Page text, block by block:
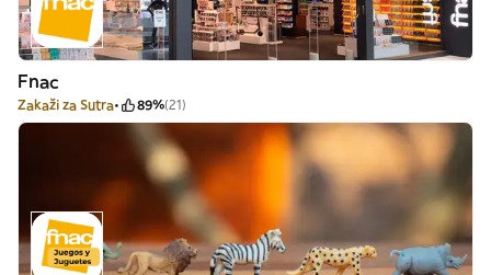
Fnac
Zakaži za Sutra 89%(21)